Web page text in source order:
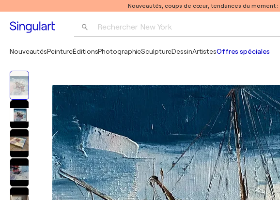
Nouveautés, coups de cœur, tendances du moment :
Rechercher New York
Pablo Picasso
NouveautésPeintureÉditionsPhotographieSculptureDessinArtistesOffres spéciales